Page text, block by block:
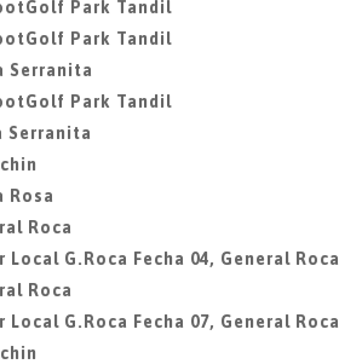
Park Tandil
Park Tandil
Serranita
Park Tandil
Serranita
Rosa
Roca
Local G.Roca Fecha 04, General Roca
Roca
Local G.Roca Fecha 07, General Roca